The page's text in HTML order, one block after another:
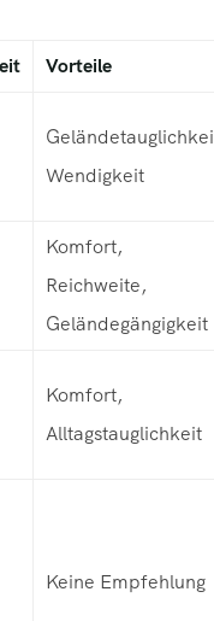
Vorteile
Wendigkeit
Komfort,
Reichweite,
Geländegängigkeit
Komfort,
Alltagstauglichkeit
Keine Empfehlung